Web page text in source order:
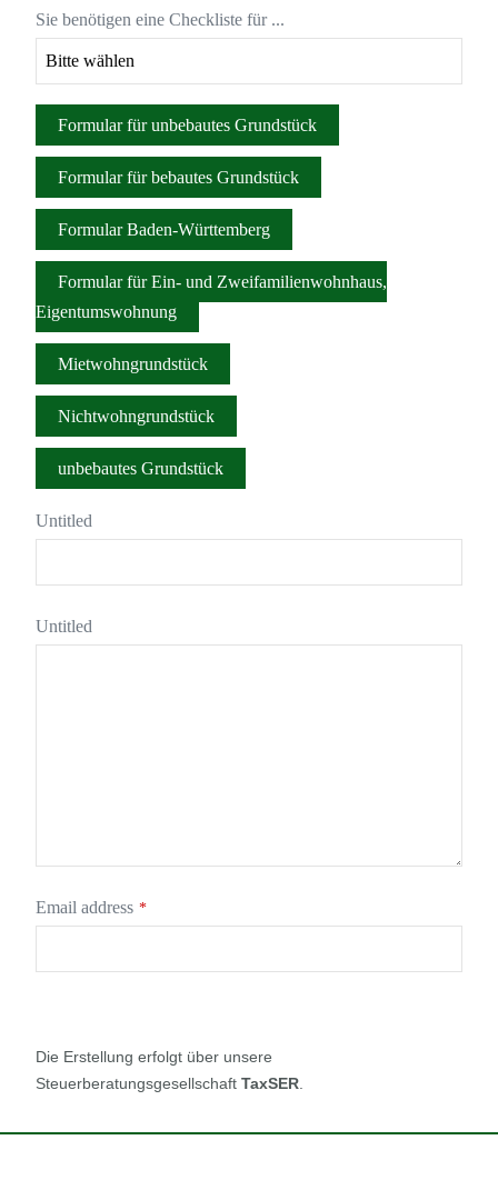
Sie benötigen eine Checkliste für ...
Formular für unbebautes Grundstück
Formular für bebautes Grundstück
Formular Baden-Württemberg
Formular für Ein- und Zweifamilienwohnhaus,
Eigentumswohnung
Mietwohngrundstück
Email *
Nichtwohngrundstück
unbebautes Grundstück
Untitled
Untitled
Email address *
Die Erstellung erfolgt über unsere
SteuerberatungsgesellschaftTaxSER